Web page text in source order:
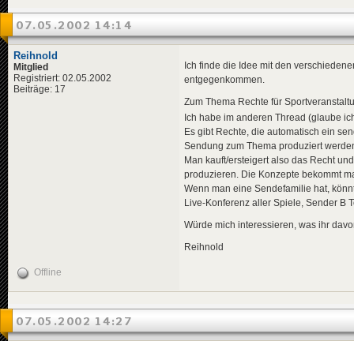
07.05.2002 14:14
Reihnold
Mitglied
Registriert: 02.05.2002
Beiträge: 17
Ich finde die Idee mit den
entgegenkommen.
Zum Thema Rechte für
Ich habe im anderen Thread (glaube
Es gibt Rechte, die automatisch ein
Sendung zum Thema produziert
Man kauft/ersteigert also das Recht
produzieren. Die Konzepte bekommt
Wenn man eine Sendefamilie hat,
Live-Konferenz aller Spiele, Sender B
Würde mich interessieren, was ihr
Reihnold
Offline
07.05.2002 14:27